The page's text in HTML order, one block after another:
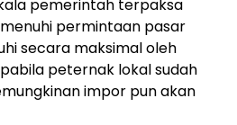
pemerintah terpaksa
permintaan pasar
secara maksimal oleh
peternak lokal sudah
impor pun akan